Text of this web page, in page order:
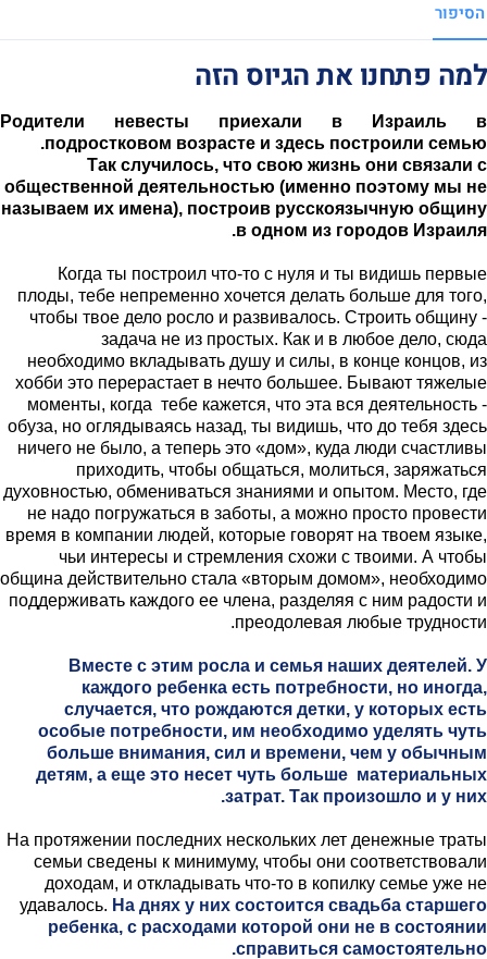
הסיפור
למה פתחנו את הגיוס הזה
Родители невесты приехали в Израиль в
подростковом возрасте и здесь построили семью.
Так случилось, что свою жизнь они связали с
общественной деятельностью (именно поэтому мы не
называем их имена), построив русскоязычную общину
в одном из городов Израиля.
Когда ты построил что-то с нуля и ты видишь первые
плоды, тебе непременно хочется делать больше для того,
чтобы твое дело росло и развивалось. Строить общину -
задача не из простых. Как и в любое дело, сюда
необходимо вкладывать душу и силы, в конце концов, из
хобби это перерастает в нечто большее. Бывают тяжелые
моменты, когда тебе кажется, что эта вся деятельность -
обуза, но оглядываясь назад, ты видишь, что до тебя здесь
ничего не было, а теперь это «дом», куда люди счастливы
приходить, чтобы общаться, молиться, заряжаться
духовностью, обмениваться знаниями и опытом. Место, где
не надо погружаться в заботы, а можно просто провести
время в компании людей, которые говорят на твоем языке,
чьи интересы и стремления схожи с твоими. А чтобы
община действительно стала «вторым домом», необходимо
поддерживать каждого ее члена, разделяя с ним радости и
преодолевая любые трудности.
Вместе с этим росла и семья наших деятелей. У
каждого ребенка есть потребности, но иногда,
случается, что рождаются детки, у которых есть
особые потребности, им необходимо уделять чуть
больше внимания, сил и времени, чем у обычным
детям, а еще это несет чуть больше материальных
затрат. Так произошло и у них.
На протяжении последних нескольких лет денежные траты
семьи сведены к минимуму, чтобы они соответствовали
доходам, и откладывать что-то в копилку семье уже не
удавалось. На днях у них состоится свадьба старшего
ребенка, с расходами которой они не в состоянии
справиться самостоятельно.